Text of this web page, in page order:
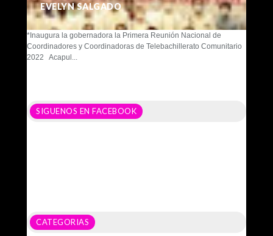
EVELYN SALGADO
*Inaugura la gobernadora la Primera Reunión Nacional de
Coordinadores y Coordinadoras de Telebachillerato Comunitario
2022 Acapul...
SIGUENOS EN FACEBOOK
CATEGORIAS